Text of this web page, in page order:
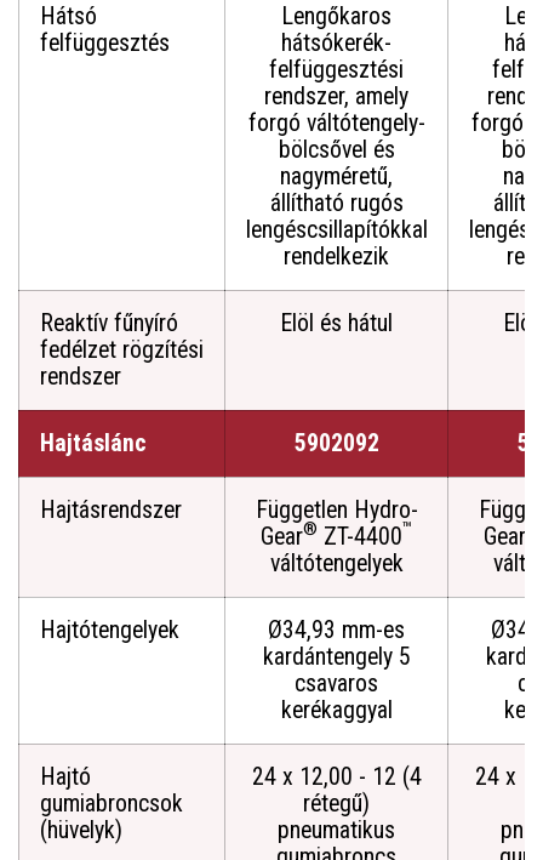
Hátsó
felfüggesztés
Lengőkaros
hátsókerék-
felfüggesztési
rendszer, amely
forgó váltótengely-
bölcsővel és
nagyméretű,
állítható rugós
lengéscsillapítókkal
rendelkezik
forgó
Reaktív fűnyíró
fedélzet rögzítési
rendszer
Elöl és hátul
Hajtáslánc 5902092
Hajtásrendszer
Független Hydro-
Gear® ZT-4400™
váltótengelyek
Gear
Hajtótengelyek
Ø34,93 mm-es
kardántengely 5
csavaros
kerékaggyal
Hajtó
gumiabroncsok
(hüvelyk)
24 x 12,00 - 12 (4
rétegű)
pneumatikus
24 x